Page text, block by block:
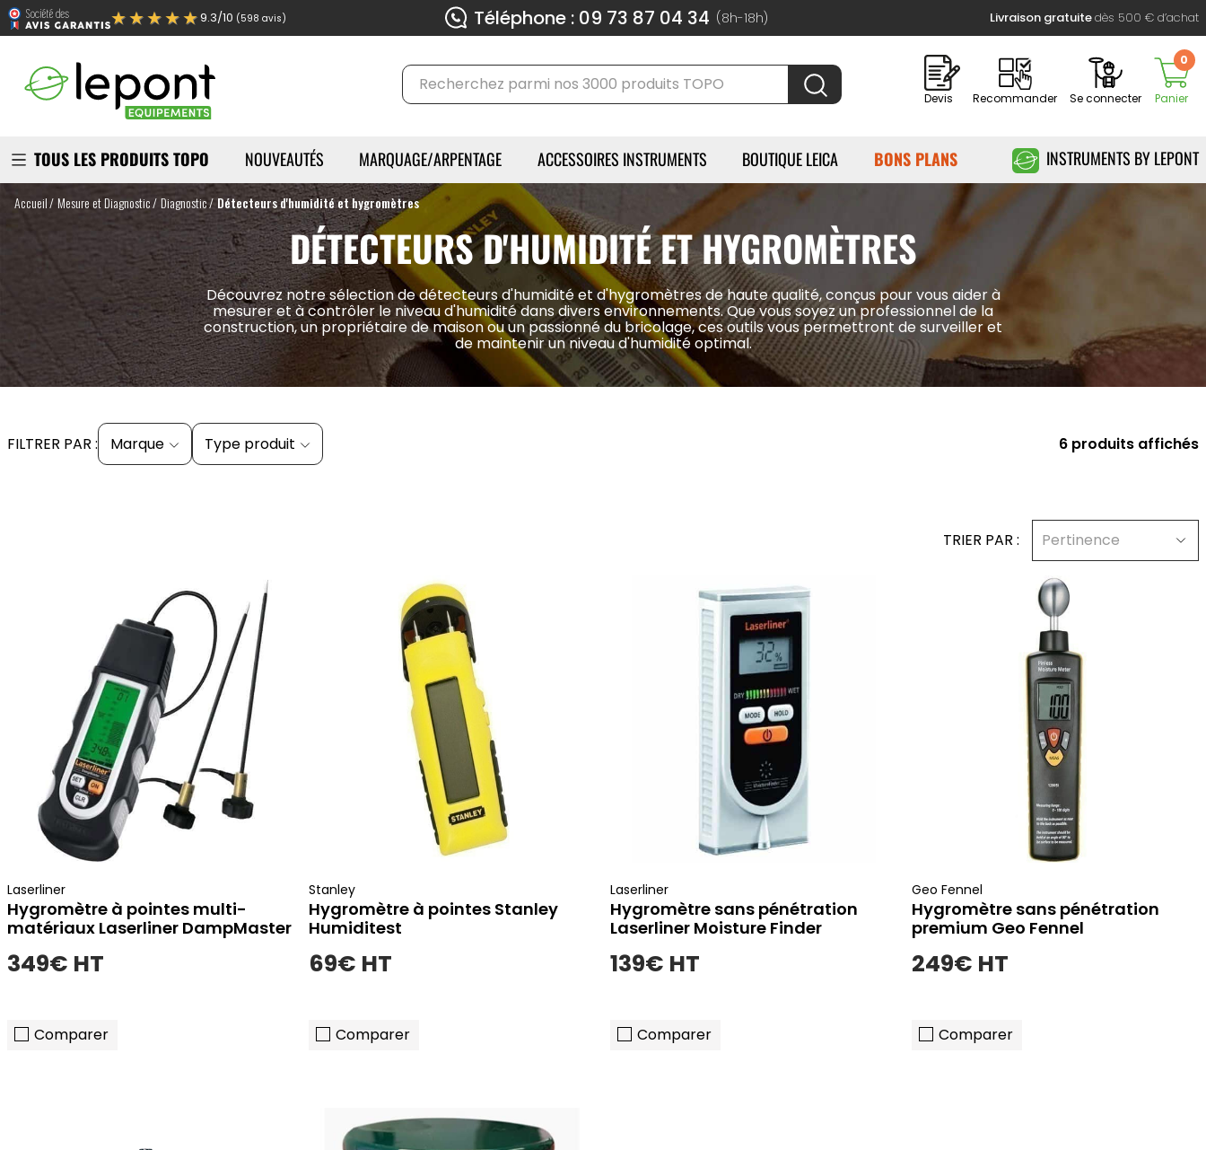
★★★★★9.3/10 (598 avis) Téléphone : 09 73 87 04 34 (8h-18h) Livraison gratuitedès 500 € d’achat
Devis Recommander Se connecter Panier
0
TOUS LES PRODUITS TOPO NOUVEAUTÉS MARQUAGE/ARPENTAGE ACCESSOIRES INSTRUMENTS BOUTIQUE LEICA BONS PLANS INSTRUMENTS BY LEPONT
Accueil Mesure et Diagnostic Diagnostic Détecteurs d'humidité et hygromètres
DÉTECTEURS D'HUMIDITÉ ET HYGROMÈTRES
Découvrez notre sélection de détecteurs d'humidité et d'hygromètres de haute qualité, conçus pour vous aider à
mesurer et à contrôler le niveau d'humidité dans divers environnements. Que vous soyez un professionnel de la
construction, un propriétaire de maison ou un passionné du bricolage, ces outils vous permettront de surveiller et
de maintenir un niveau d'humidité optimal.
FILTRER PAR : Marque Type produit 6 produits affichés
TRIER PAR : Pertinence
ajouter au panier
Laserliner
Hygromètre à pointes multi-
matériaux Laserliner DampMaster
349€ HT
Comparer
ajouter au panier
Stanley
Hygromètre à pointes Stanley
Humiditest
69€ HT
Comparer
ajouter au panier
Laserliner
Hygromètre sans pénétration
Laserliner Moisture Finder
139€ HT
Comparer
ajouter au panier
Geo Fennel
Hygromètre sans pénétration
premium Geo Fennel
249€ HT
Comparer
ajouter au panier